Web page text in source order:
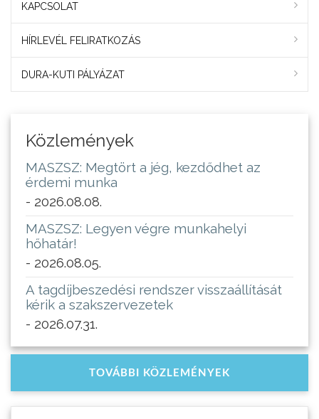
KAPCSOLAT
HÍRLEVÉL FELIRATKOZÁS
DURA-KUTI PÁLYÁZAT
Közlemények
MASZSZ: Megtört a jég, kezdődhet az
érdemi munka
- 2026.08.08.
MASZSZ: Legyen végre munkahelyi
hőhatár!
- 2026.08.05.
A tagdíjbeszedési rendszer visszaállítását
kérik a szakszervezetek
- 2026.07.31.
TOVÁBBI KÖZLEMÉNYEK